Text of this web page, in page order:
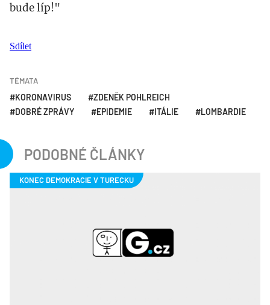
bude líp!"
Sdílet
TÉMATA
KORONAVIRUS
ZDENĚK POHLREICH
DOBRÉ ZPRÁVY
EPIDEMIE ITÁLIE LOMBARDIE
PODOBNÉ ČLÁNKY